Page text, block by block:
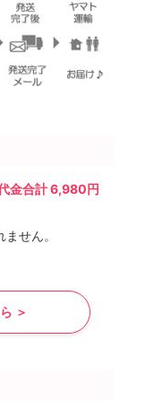
金合計 6,980円
せん。
＞